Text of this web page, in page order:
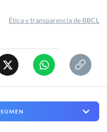
Ética y transparencia de BBCL